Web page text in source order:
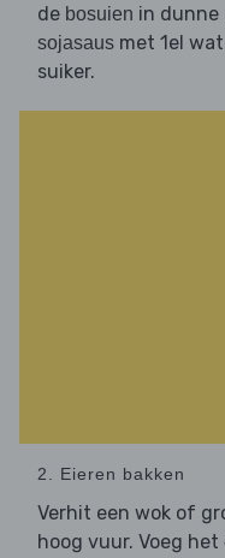
de bosuien in dunne
sojasaus met 1el
suiker.
2. Eieren bakken
Verhit een wok of
hoog vuur. Voeg het